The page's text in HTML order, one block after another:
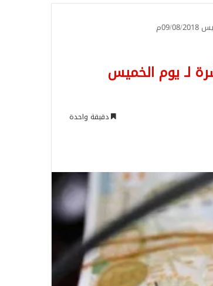
لـ يوم الخميس
دقيقة واحدة